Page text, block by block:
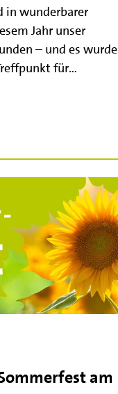
in wunderbarer
Jahr unser
– und es wurde
für…
am